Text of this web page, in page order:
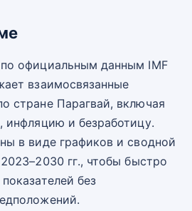
официальным данным IMF
взаимосвязанные
стране Парагвай, включая
инфляцию и безработицу.
в виде графиков и сводной
гг., чтобы быстро
без